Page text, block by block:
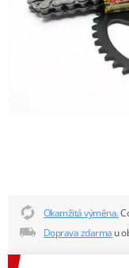
Okamžitá výměna.
Doprava zdarma u